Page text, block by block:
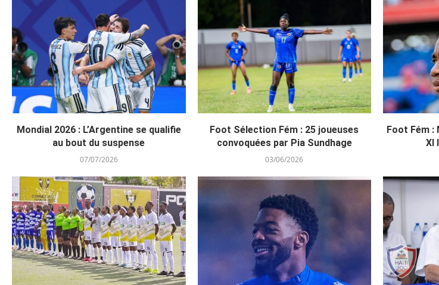
Mondial 2026 : L’Argentine se qualifie
au bout du suspense
07/07/2026
Foot Sélection Fém : 25 joueuses
convoquées par Pia Sundhage
03/06/2026
Foot Fém :
XI